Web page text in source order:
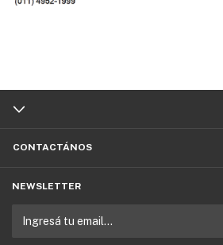
CONTACTÁNOS
NEWSLETTER